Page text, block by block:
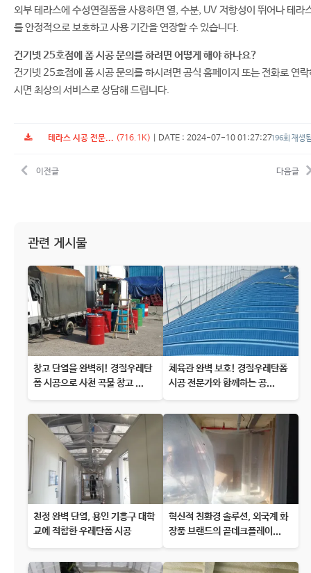
외부 테라스에 수성연질폼을 사용하면 열, 수분, UV 저항성이 뛰어나 테라
를 안정적으로 보호하고 사용 기간을 연장할 수 있습니다.
건기넷 25호점에 폼 시공 문의를 하려면 어떻게 해야 하나요?
건기넷 25호점에 폼 시공 문의를 하시려면 공식 홈페이지 또는 전화로 연락
시면 최상의 서비스로 상담해 드립니다.
테라스 시공 전문... (716.1K) 196회 재생
DATE : 2024-07-10 01:27:27
이전글 다음글
관련 게시물
창고 단열을 완벽히! 경질우레탄
폼 시공으로 사천 곡물 창고 ...
체육관 완벽 보호! 경질우레탄폼
시공 전문가와 함께하는 공...
천정 완벽 단열, 용인 기흥구 대학
교에 적합한 우레탄폼 시공
혁신적 친환경 솔루션, 외국계 화
장품 브랜드의 골데크플레이...